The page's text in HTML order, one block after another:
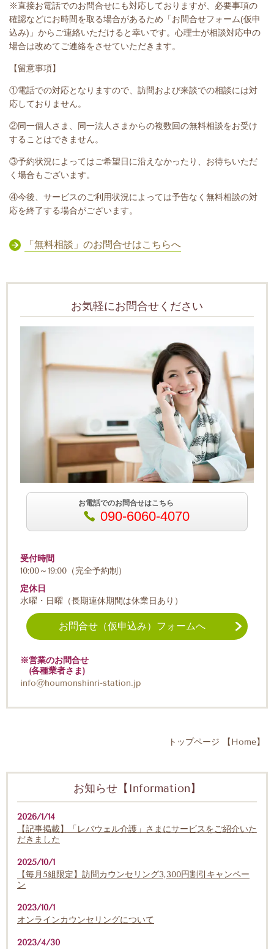
※直接お電話でのお問合せにも対応しておりますが、必要事項の
確認などにお時間を取る場合があるため「お問合せフォーム(仮申
込み)」からご連絡いただけると幸いです。心理士が相談対応中の
場合は改めてご連絡をさせていただきます。
【留意事項】
①電話での対応となりますので、訪問および来談での相談には対
応しておりません。
②同一個人さま、同一法人さまからの複数回の無料相談をお受け
することはできません。
③予約状況によってはご希望日に沿えなかったり、お待ちいただ
く場合もございます。
④今後、サービスのご利用状況によっては予告なく無料相談の対
応を終了する場合がございます。
「無料相談」のお問合せはこちらへ
お気軽にお問合せください
お電話でのお問合せはこちら
090-6060-4070
受付時間
10:00～19:00（完全予約制）
定休日
水曜・日曜（長期連休期間は休業日あり）
お問合せ（仮申込み）フォームへ
※営業のお問合せ
(各種業者さま)
info@houmonshinri-station.jp
トップページ 【Home】
お知らせ【Information】
2026/1/14
【記事掲載】「レバウェル介護」さまにサービスをご紹介いた
だきました
2025/10/1
【毎月5組限定】訪問カウンセリング3,300円割引キャンペー
ン
2023/10/1
オンラインカウンセリングについて
2023/4/30